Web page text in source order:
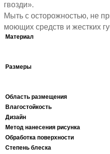
гвозди».
Мыть с осторожностью, не
моющих средств и жестких
Материал
Размеры
Область размещения
Влагостойкость
Дизайн
Метод нанесения рисунка
Обработка поверхности
Степень блеска